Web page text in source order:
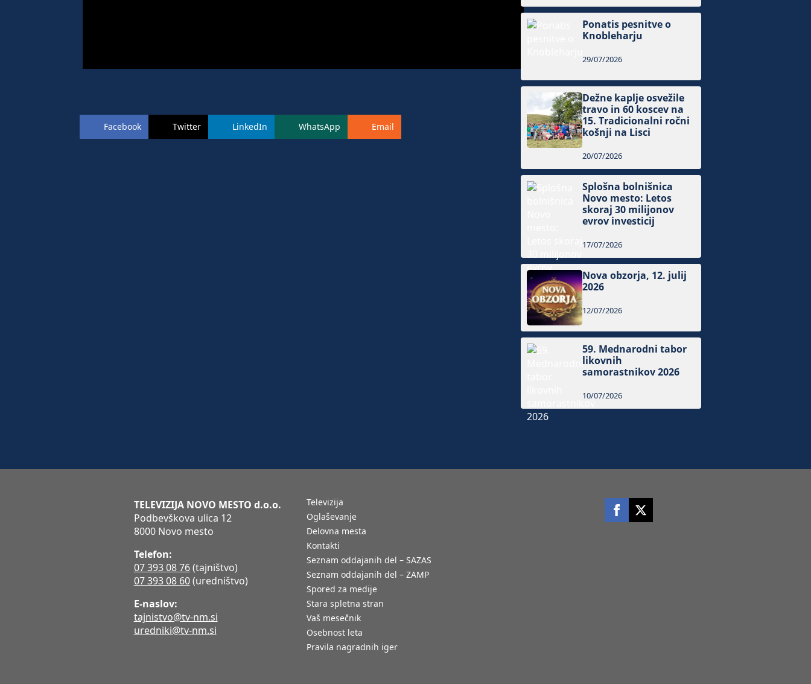
Facebook Twitter LinkedIn WhatsApp Email
Ponatis pesnitve o
Knobleharju
29/07/2026
Dežne kaplje osvežile
travo in 60 koscev na
15. Tradicionalni ročni
košnji na Lisci
20/07/2026
Splošna bolnišnica
Novo mesto: Letos
skoraj 30 milijonov
evrov investicij
17/07/2026
Nova obzorja, 12. julij
2026
12/07/2026
59. Mednarodni tabor
likovnih
samorastnikov 2026
10/07/2026
TELEVIZIJA NOVO MESTO d.o.o.
Podbevškova ulica 12
8000 Novo mesto
Telefon:
07 393 08 76(tajništvo)
07 393 08 60(uredništvo)
E-naslov:
tajnistvo@tv-nm.si
uredniki@tv-nm.si
Televizija
Oglaševanje
Delovna mesta
Kontakti
Seznam oddajanih del – SAZAS
Seznam oddajanih del – ZAMP
Spored za medije
Stara spletna stran
Vaš mesečnik
Osebnost leta
Pravila nagradnih iger